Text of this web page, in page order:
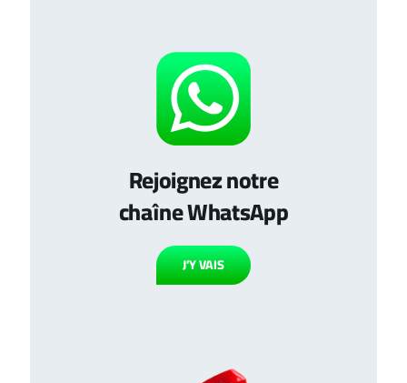
Rejoignez notre
chaîne WhatsApp
J’Y VAIS